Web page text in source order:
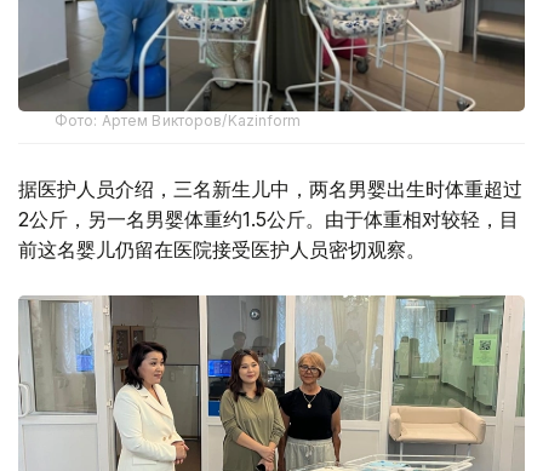
Фото: Артем Викторов/Kazinform
据医护人员介绍，三名新生儿中，两名男婴出生时体重超过
2公斤，另一名男婴体重约1.5公斤。由于体重相对较轻，目
前这名婴儿仍留在医院接受医护人员密切观察。